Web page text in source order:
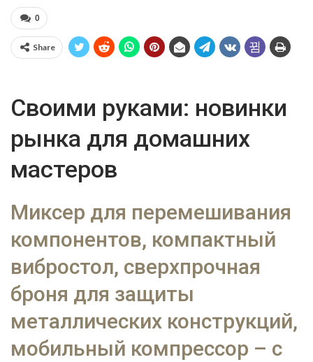
0
Share
Своими руками: новинки
рынка для домашних
мастеров
Миксер для перемешивания
компонентов, компактный
вибростол, сверхпрочная
броня для защиты
металлических конструкций,
мобильный компрессор – с